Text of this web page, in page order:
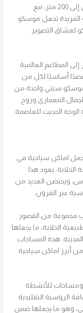
للزوار فرصة استكشاف المدينة من ارتفاع يصل إلى 200 متر، مع
الفريدة تجعل موسكو
لعشاق التصوير
المطاعم العالمية
أساسيًا لكل من
سيتي واحدة من
المعماري وروح
الوجه الحديث للعاصمة
اماكن سياحية في
الخلابة. يعود هذا
ويحتضن العديد من
عبر القرون.
مجموعة من القصور
الخلابة، ما يجعلها
هذه المساحات
أبرز اماكن سياحية
للأنشطة
الروسية التقليدية
وهو ما يجعلها ضمن